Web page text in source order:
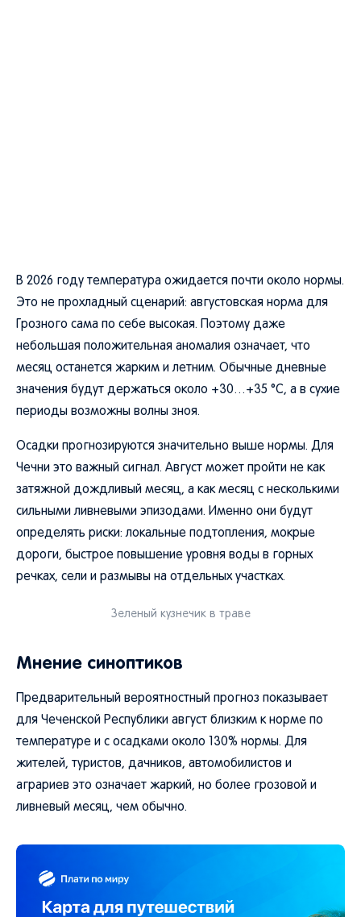
В 2026 году температура ожидается почти около нормы.
Это не прохладный сценарий: августовская норма для
Грозного сама по себе высокая. Поэтому даже
небольшая положительная аномалия означает, что
месяц останется жарким и летним. Обычные дневные
значения будут держаться около +30…+35 °C, а в сухие
периоды возможны волны зноя.
Осадки прогнозируются значительно выше нормы. Для
Чечни это важный сигнал. Август может пройти не как
затяжной дождливый месяц, а как месяц с несколькими
сильными ливневыми эпизодами. Именно они будут
определять риски: локальные подтопления, мокрые
дороги, быстрое повышение уровня воды в горных
речках, сели и размывы на отдельных участках.
Зеленый кузнечик в траве
Мнение синоптиков
Предварительный вероятностный прогноз показывает
для Чеченской Республики август близким к норме по
температуре и с осадками около 130% нормы. Для
жителей, туристов, дачников, автомобилистов и
аграриев это означает жаркий, но более грозовой и
ливневый месяц, чем обычно.